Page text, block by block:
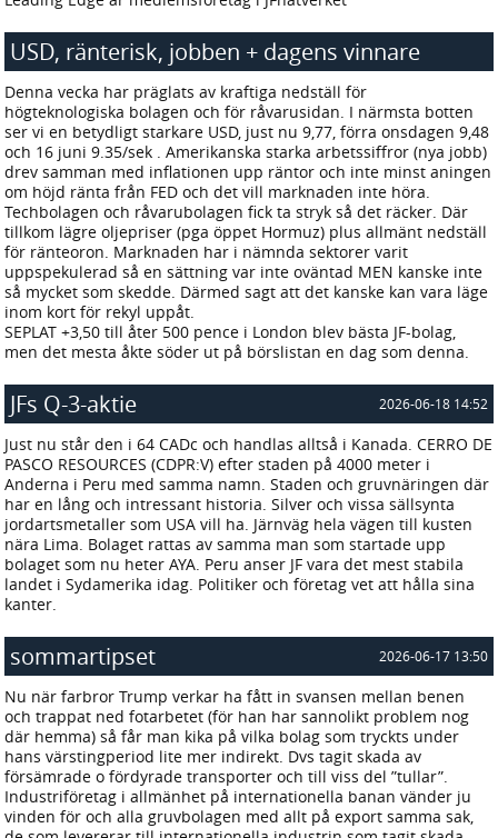
USD, ränterisk, jobben + dagens vinnare
Denna vecka har präglats av kraftiga nedställ för
högteknologiska bolagen och för råvarusidan. I närmsta botten
ser vi en betydligt starkare USD, just nu 9,77, förra onsdagen 9,48
och 16 juni 9.35/sek . Amerikanska starka arbetssiffror (nya jobb)
drev samman med inflationen upp räntor och inte minst aningen
om höjd ränta från FED och det vill marknaden inte höra.
Techbolagen och råvarubolagen fick ta stryk så det räcker. Där
tillkom lägre oljepriser (pga öppet Hormuz) plus allmänt nedställ
för ränteoron. Marknaden har i nämnda sektorer varit
uppspekulerad så en sättning var inte oväntad MEN kanske inte
så mycket som skedde. Därmed sagt att det kanske kan vara läge
inom kort för rekyl uppåt.
SEPLAT +3,50 till åter 500 pence i London blev bästa JF-bolag,
men det mesta åkte söder ut på börslistan en dag som denna.
JFs Q-3-aktie 2026-06-18 14:52
Just nu står den i 64 CADc och handlas alltså i Kanada. CERRO DE
PASCO RESOURCES (CDPR:V) efter staden på 4000 meter i
Anderna i Peru med samma namn. Staden och gruvnäringen där
har en lång och intressant historia. Silver och vissa sällsynta
jordartsmetaller som USA vill ha. Järnväg hela vägen till kusten
nära Lima. Bolaget rattas av samma man som startade upp
bolaget som nu heter AYA. Peru anser JF vara det mest stabila
landet i Sydamerika idag. Politiker och företag vet att hålla sina
kanter.
sommartipset 2026-06-17 13:50
Nu när farbror Trump verkar ha fått in svansen mellan benen
och trappat ned fotarbetet (för han har sannolikt problem nog
där hemma) så får man kika på vilka bolag som tryckts under
hans värstingperiod lite mer indirekt. Dvs tagit skada av
försämrade o fördyrade transporter och till viss del ”tullar”.
Industriföretag i allmänhet på internationella banan vänder ju
vinden för och alla gruvbolagen med allt på export samma sak,